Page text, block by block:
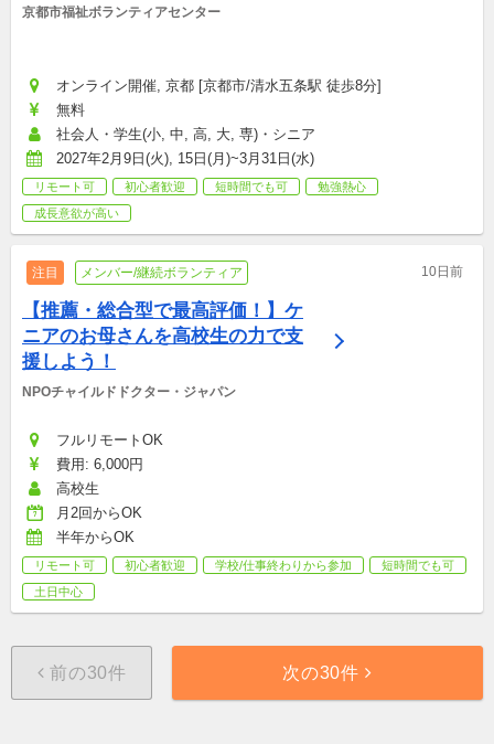
京都市福祉ボランティアセンター
オンライン開催, 京都 [京都市/清水五条駅 徒歩8分]
無料
社会人・学生(小, 中, 高, 大, 専)・シニア
2027年2月9日(火), 15日(月)~3月31日(水)
リモート可 初心者歓迎 短時間でも可
勉強熱心
成長意欲が高い
注目 メンバー/継続ボランティア 10日前
【推薦・総合型で最高評価！】ケ
ニアのお母さんを高校生の力で支
援しよう！
NPOチャイルドドクター・ジャパン
フルリモートOK
費用: 6,000円
高校生
月2回からOK
半年からOK
リモート可 初心者歓迎 学校/仕事終わりから参加
短時間でも可
土日中心
前の30件 次の30件